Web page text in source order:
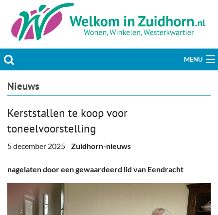
MENU
Actueel
Welzijn & Maatschappij
Bedrijven
Prikbord & Aanbiedingen
Plaats bericht
Nieuws
Kerststallen te koop voor
toneelvoorstelling
5 december 2025 Zuidhorn-nieuws
nagelaten door een gewaardeerd lid van Eendracht